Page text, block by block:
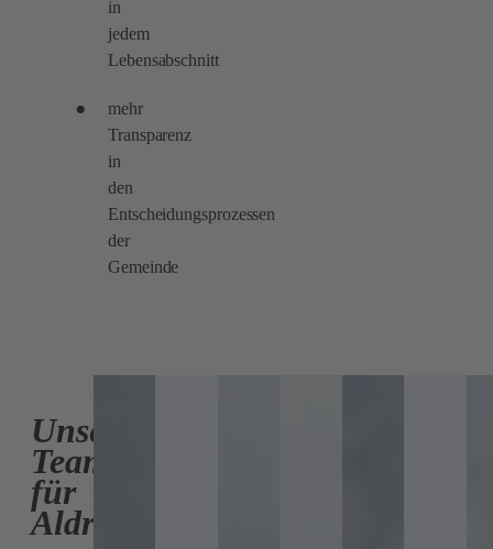
in
jedem
Lebensabschnitt
mehr
Transparenz
in
den
Entscheidungsprozessen
der
Gemeinde
Unser
Team
für
Aldrans: